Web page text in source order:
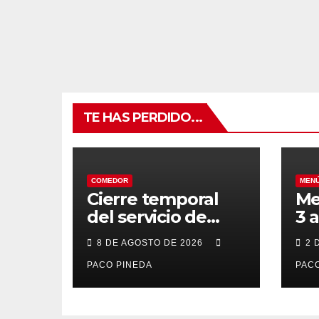
TE HAS PERDIDO...
COMEDOR
Cierre temporal
del servicio de
BAR – COMEDOR
8 DE AGOSTO DE 2026
PACO PINEDA
3
2